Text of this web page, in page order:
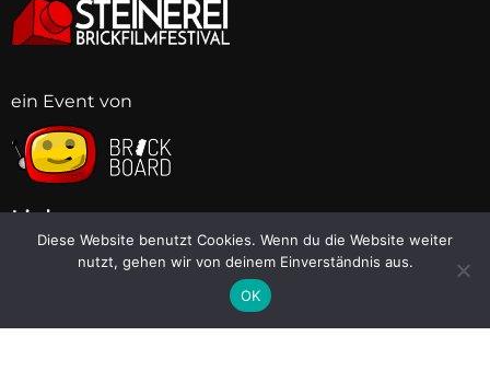
Diese Website benutzt Cookies. Wenn du die Website weiter
nutzt, gehen wir von deinem Einverständnis aus.
OK
ein Event von
BBBBBBBB
BB
BB
BB
BB
Links
Brickboard
Instagram